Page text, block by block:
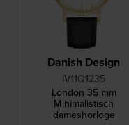
Danish Design
IV11Q1235
London 35 mm
Minimalistisch
dameshorloge